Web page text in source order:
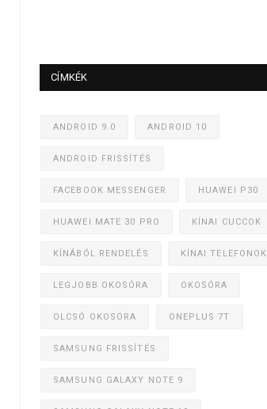
CÍMKÉK
ANDROID 9.0 ANDROID 10
ANDROID FRISSÍTÉS
FACEBOOK MESSENGER HUAWEI P30
HUAWEI MATE 30 PRO KÍNAI CUCCOK
KÍNÁBÓL RENDELÉS KÍNAI TELEFONOK
LEGJOBB OKOSÓRA OKOSÓRA
OLCSÓ OKOSÓRA ONEPLUS 7T
SAMSUNG FRISSÍTÉS
SAMSUNG GALAXY NOTE 9